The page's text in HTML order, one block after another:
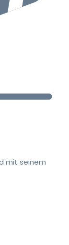
mit seinem